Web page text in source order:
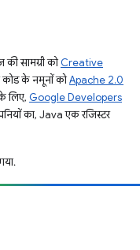
सामग्री कोCreative
के नमूनों कोApache 2.0
लिए, Google Developers
का, Java एक रजिस्टर